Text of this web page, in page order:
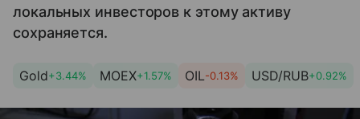
локальных инвесторов к этому активу
сохраняется.
Gold+3.44% MOEX+1.57% OIL-0.13% USD/RUB+0.92%